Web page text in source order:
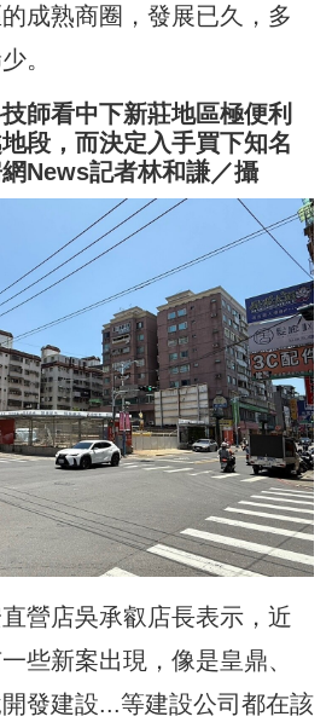
成熟商圈，發展已久，多
。
師看中下新莊地區極便利
段，而決定入手買下知名
News記者林和謙／攝
營店吳承叡店長表示，近
些新案出現，像是皇鼎、
發建設...等建設公司都在該